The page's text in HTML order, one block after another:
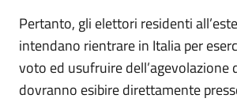
Pertanto, gli elettori residenti
intendano rientrare in Italia per
voto ed usufruire dell’agevolazione
dovranno esibire direttamente